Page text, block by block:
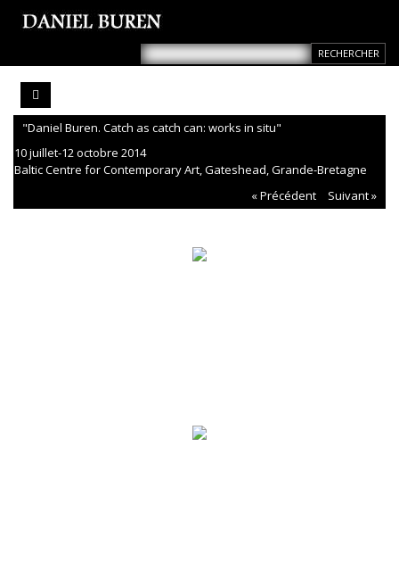
"Daniel Buren. Catch as catch can: works in situ"
10 juillet-12 octobre 2014
Baltic Centre for Contemporary Art, Gateshead, Grande-Bretagne
« Précédent
Suivant »